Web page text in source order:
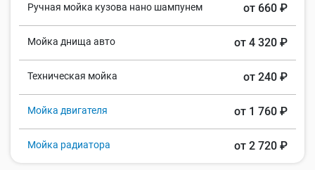
Ручная мойка кузова нано шампунем от 660 ₽
Мойка днища авто от 4 320 ₽
Техническая мойка от 240 ₽
Мойка двигателя от 1 760 ₽
Мойка радиатора от 2 720 ₽